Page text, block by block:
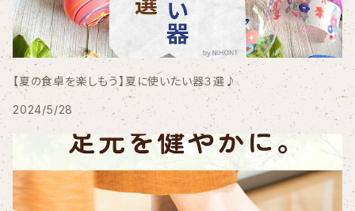
【夏の食卓を楽しもう】夏に使いたい器３選♪
2024/5/28